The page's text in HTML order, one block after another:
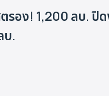
รอง! 1,200 ลบ. ปิ
บ.